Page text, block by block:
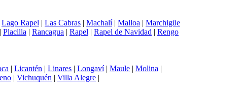
Lago Rapel | Las Cabras | Machalí| Malloa | Marchigüe
| Placilla | Rancagua | Rapel | Rapel de Navidad | Rengo
| Licantén | Linares | Longaví| Maule | Molina |
| Vichuquén | Villa Alegre |